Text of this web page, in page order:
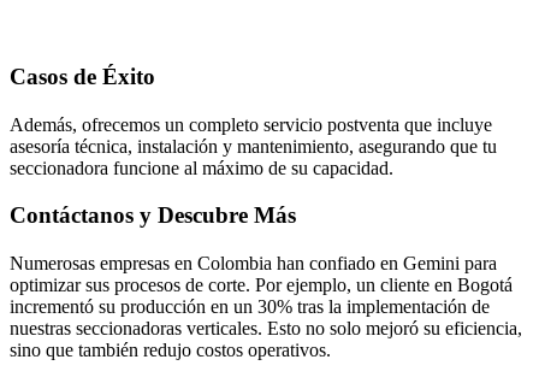
Casos de Éxito
Además, ofrecemos un completo servicio postventa que incluye
asesoría técnica, instalación y mantenimiento, asegurando que tu
seccionadora funcione al máximo de su capacidad.
Contáctanos y Descubre Más
Numerosas empresas en Colombia han confiado en Gemini para
optimizar sus procesos de corte. Por ejemplo, un cliente en Bogotá
incrementó su producción en un 30% tras la implementación de
nuestras seccionadoras verticales. Esto no solo mejoró su eficiencia,
sino que también redujo costos operativos.